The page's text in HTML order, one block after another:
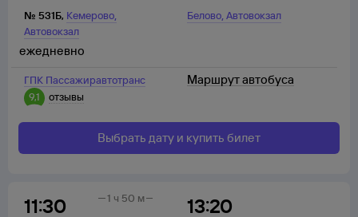
№ 531Б, Кемерово,
Автовокзал
Белово,Автовокзал
ГПК Пассажиравтотранс
9,1
отзывы
ежедневно
Маршрут автобуса
Выбрать дату и купить билет
11:30 13:20
1 ч 50 м